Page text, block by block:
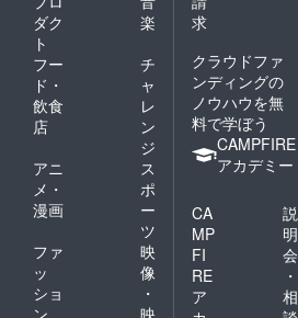
ダク
ト
楽
フー
ド・
飲食
店
チ
ャ
レ
ン
ジ
アニ
メ・
漫画
ス
ポ
ー
ツ
ファ
ッ
ショ
ン
映
像
・
映
求
クラウドファ
ンディングの
ノウハウを無
料で学ぼう
CAMPFIRE
アカデミー
CA
MP
FI
RE
ア
説
明
会
・
相